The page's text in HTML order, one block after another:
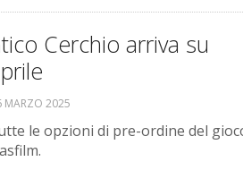
Cerchio arriva su
MARZO 2025
le opzioni di pre-ordine del